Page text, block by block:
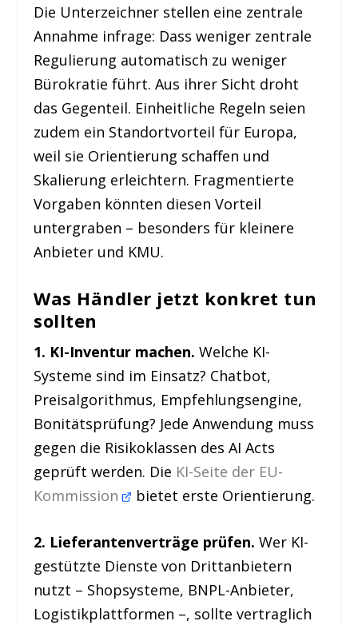
Die Unterzeichner stellen eine zentrale
Annahme infrage: Dass weniger zentrale
Regulierung automatisch zu weniger
Bürokratie führt. Aus ihrer Sicht droht
das Gegenteil. Einheitliche Regeln seien
zudem ein Standortvorteil für Europa,
weil sie Orientierung schaffen und
Skalierung erleichtern. Fragmentierte
Vorgaben könnten diesen Vorteil
untergraben – besonders für kleinere
Anbieter und KMU.
Was Händler jetzt konkret tun
sollten
1. KI-Inventur machen. Welche KI-
Systeme sind im Einsatz? Chatbot,
Preisalgorithmus, Empfehlungsengine,
Bonitätsprüfung? Jede Anwendung muss
gegen die Risikoklassen des AI Acts
geprüft werden. Die KI-Seite der EU-
Kommission
bietet erste Orientierung.
2. Lieferantenverträge prüfen. Wer KI-
gestützte Dienste von Drittanbietern
nutzt – Shopsysteme, BNPL-Anbieter,
Logistikplattformen –, sollte vertraglich